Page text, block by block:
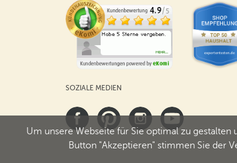
Um unsere Webseite für Sie optimal zu
Button "Akzeptieren" stimmen Sie der
SOZIALE MEDIEN